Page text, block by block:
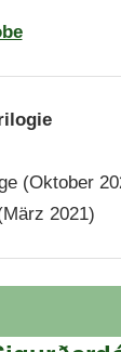
(Oktober
2021)